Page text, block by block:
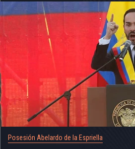
Posesión Abelardo de la Espriella